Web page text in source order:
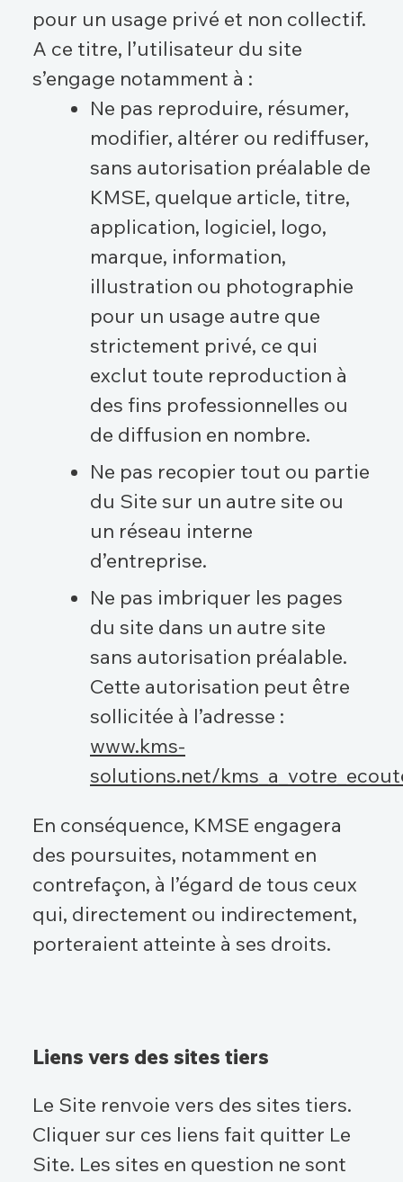
pour un usage privé et non collectif.
A ce titre, l’utilisateur du site
s’engage notamment à :
Ne pas reproduire, résumer,
modifier, altérer ou rediffuser,
sans autorisation préalable de
KMSE, quelque article, titre,
application, logiciel, logo,
marque, information,
illustration ou photographie
pour un usage autre que
strictement privé, ce qui
exclut toute reproduction à
des fins professionnelles ou
de diffusion en nombre.
Ne pas recopier tout ou partie
du Site sur un autre site ou
un réseau interne
d’entreprise.
Ne pas imbriquer les pages
du site dans un autre site
sans autorisation préalable.
Cette autorisation peut être
sollicitée à l’adresse :
www.kms-
solutions.net/
En conséquence, KMSE engagera
des poursuites, notamment en
contrefaçon, à l’égard de tous ceux
qui, directement ou indirectement,
porteraient atteinte à ses droits.
Liens vers des sites tiers
Le Site renvoie vers des sites tiers.
Cliquer sur ces liens fait quitter Le
Site. Les sites en question ne sont